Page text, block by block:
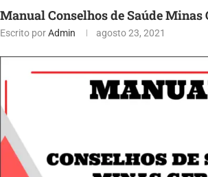
Manual Conselhos de Saúde Minas
Escrito porAdmin agosto 23, 2021